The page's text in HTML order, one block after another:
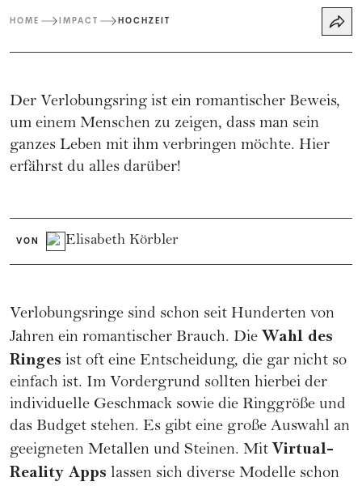
HOME IMPACT HOCHZEIT
Der Verlobungsring ist ein romantischer Beweis,
um einem Menschen zu zeigen, dass man sein
ganzes Leben mit ihm verbringen möchte. Hier
erfährst du alles darüber!
VON Elisabeth Körbler
Verlobungsringe sind schon seit Hunderten von
Jahren ein romantischer Brauch. Die Wahl des
Ringes ist oft eine Entscheidung, die gar nicht so
einfach ist. Im Vordergrund sollten hierbei der
individuelle Geschmack sowie die Ringgröße und
das Budget stehen. Es gibt eine große Auswahl an
geeigneten Metallen und Steinen. Mit Virtual-
Reality Apps lassen sich diverse Modelle schon